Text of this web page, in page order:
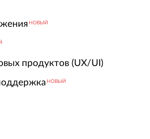
НОВЫЙ
продуктов (UX/UI)
НОВЫЙ